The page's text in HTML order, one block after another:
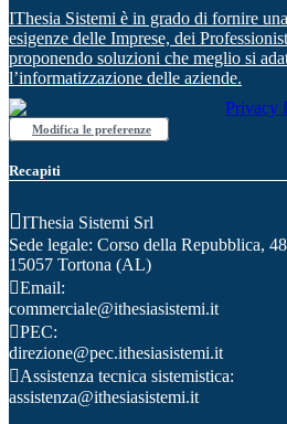
IThesia Sistemi è in grado di fornire
esigenze delle Imprese, dei
proponendo soluzioni che meglio si
l’informatizzazione delle aziende.
Privacy
Modifica le preferenze
Recapiti
IThesia Sistemi Srl
Sede legale: Corso della Repubblica, 48
15057 Tortona (AL)
Email:
commerciale@ithesiasistemi.it
PEC:
direzione@pec.ithesiasistemi.it
Assistenza tecnica sistemistica:
assistenza@ithesiasistemi.it